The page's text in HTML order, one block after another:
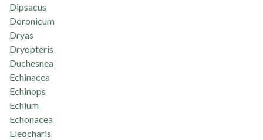
Dipsacus
Doronicum
Dryas
Dryopteris
Duchesnea
Echinacea
Echinops
Echium
Echonacea
Eleocharis